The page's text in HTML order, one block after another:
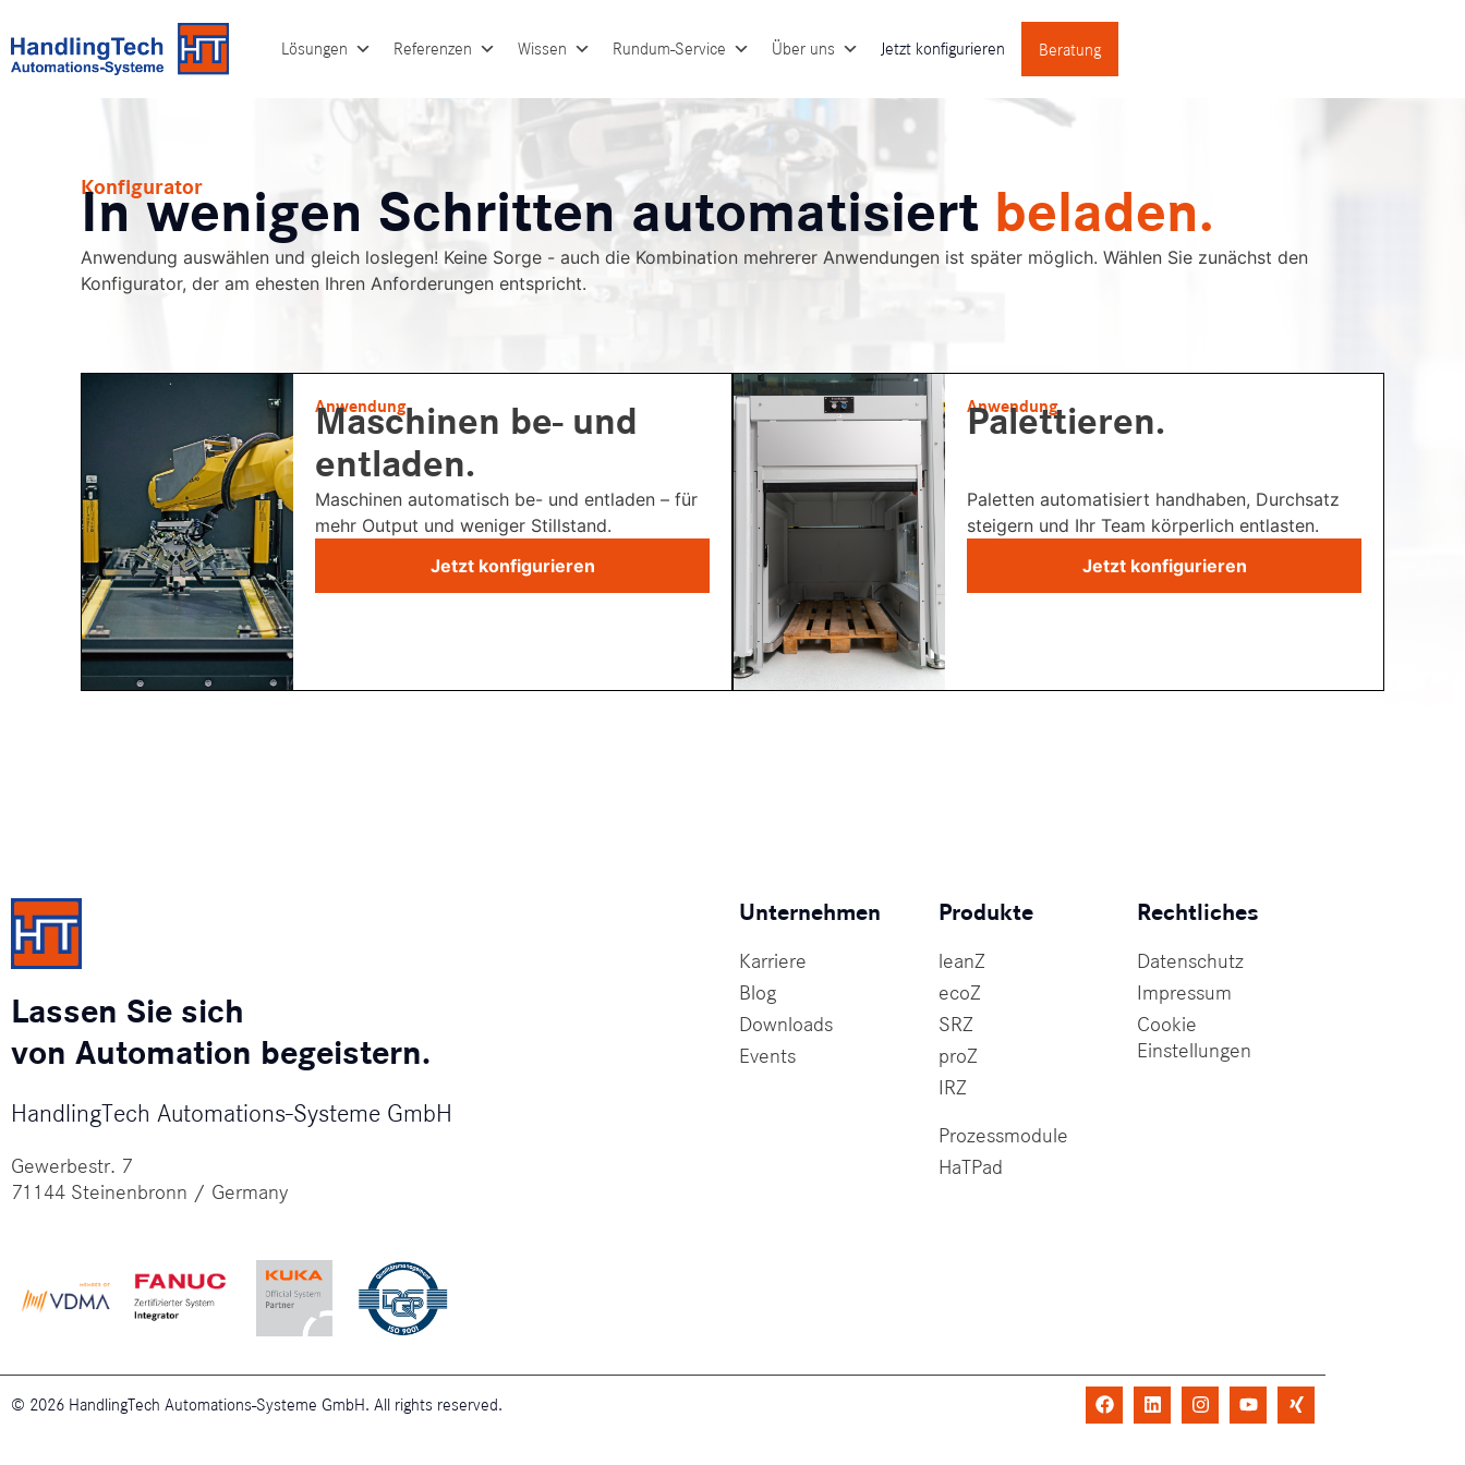
Lösungen Referenzen Wissen Rundum-Service Über uns Jetzt konfigurieren Beratung
Konfigurator
In wenigen Schritten automatisiert beladen.
Anwendung auswählen und gleich loslegen! Keine Sorge - auch die Kombination mehrerer Anwendungen ist später möglich. Wählen Sie zunächst den
Konfigurator, der am ehesten Ihren Anforderungen entspricht.
Anwendung
Maschinen be- und
entladen.
Maschinen automatisch be- und entladen – für
mehr Output und weniger Stillstand.
Jetzt konfigurieren
Anwendung
Palettieren.
Paletten automatisiert handhaben, Durchsatz
steigern und Ihr Team körperlich entlasten.
Jetzt konfigurieren
Lassen Sie sich
von Automation begeistern.
HandlingTech Automations-Systeme GmbH
Gewerbestr. 7
71144 Steinenbronn / Germany
Unternehmen
Karriere
Blog
Downloads
Events
Produkte
leanZ
ecoZ
SRZ
proZ
IRZ
Prozessmodule
HaTPad
Rechtliches
Datenschutz
Impressum
Cookie
Einstellungen
© 2026 HandlingTech Automations-Systeme GmbH. All rights reserved.